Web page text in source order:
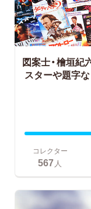
図案士・檜垣紀
スターや題字な
コレクター
567人